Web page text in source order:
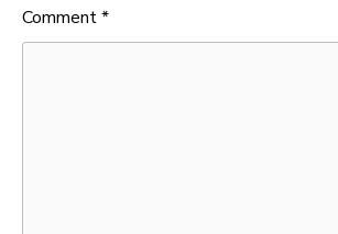
Comment*